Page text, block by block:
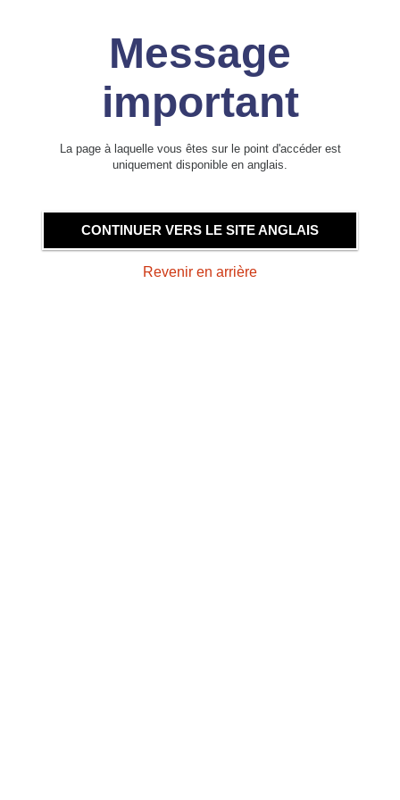
Message
important
La page à laquelle vous êtes sur le point d'accéder est
uniquement disponible en anglais.
CONTINUER VERS LE SITE ANGLAIS
Revenir en arrière